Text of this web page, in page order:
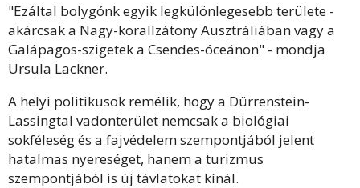
"Ezáltal bolygónk egyik legkülönlegesebb területe -
akárcsak a Nagy-korallzátony Ausztráliában vagy a
Galápagos-szigetek a Csendes-óceánon" - mondja
Ursula Lackner.
A helyi politikusok remélik, hogy a Dürrenstein-
Lassingtal vadonterület nemcsak a biológiai
sokféleség és a fajvédelem szempontjából jelent
hatalmas nyereséget, hanem a turizmus
szempontjából is új távlatokat kínál.